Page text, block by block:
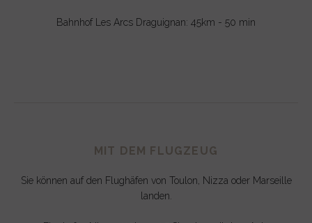
Bahnhof Les Arcs Draguignan: 45km - 50 min
MIT DEM FLUGZEUG
Sie können auf den Flughäfen von Toulon, Nizza oder Marseille
landen.